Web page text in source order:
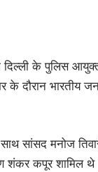
दिल्ली के पुलिस
के दौरान भारतीय
सांसद मनोज
शंकर कपूर शामिल